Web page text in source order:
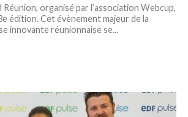
organisé par l’association Webcup,
édition. Cet évènement majeur de la
innovante réunionnaise se...